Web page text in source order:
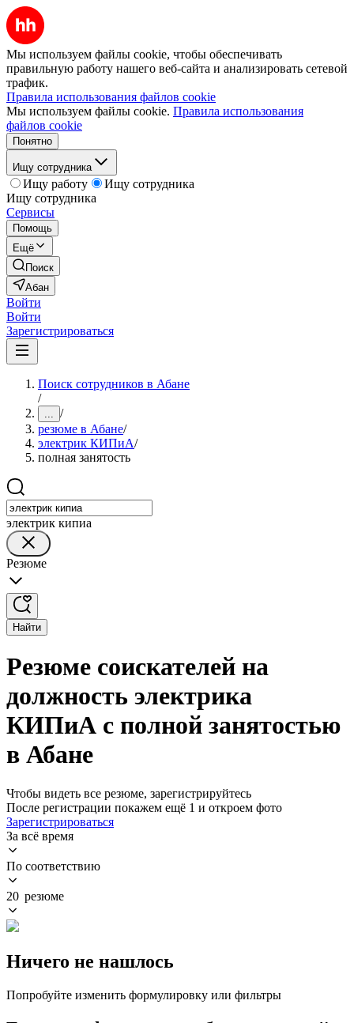
Мы используем файлы cookie, чтобы обеспечивать
правильную работу нашего веб-сайта и анализировать сетевой
трафик.
Правила использования файлов cookie
Мы используем файлы cookie. Правила использования
файлов cookie
Понятно
Ищу сотрудника
Ищу работу
Ищу сотрудника
Ищу сотрудника
Сервисы
Помощь
Ещё
Поиск
Абан
Войти
Войти
Зарегистрироваться
Поиск сотрудников в Абане
/
... /
резюме в Абане/
электрик КИПиА/
полная занятость
электрик кипиа
Резюме
Найти
Резюме соискателей на
должность электрика
КИПиА с полной занятостью
в Абане
Чтобы видеть все резюме, зарегистрируйтесь
После регистрации покажем ещё 1 и откроем фото
Зарегистрироваться
За всё время
По соответствию
20 резюме
Ничего не нашлось
Попробуйте изменить формулировку или фильтры